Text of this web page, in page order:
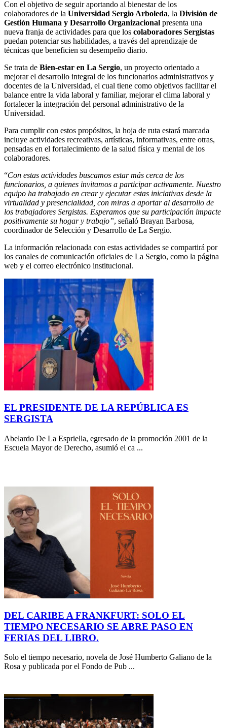
Con el objetivo de seguir aportando al bienestar de los
colaboradores de la Universidad Sergio Arboleda, la División de
Gestión Humana y Desarrollo Organizacional presenta una
nueva franja de actividades para que los colaboradores Sergistas
puedan potenciar sus habilidades, a través del aprendizaje de
técnicas que beneficien su desempeño diario.
Se trata de Bien-estar en La Sergio, un proyecto orientado a
mejorar el desarrollo integral de los funcionarios administrativos y
docentes de la Universidad, el cual tiene como objetivos facilitar el
balance entre la vida laboral y familiar, mejorar el clima laboral y
fortalecer la integración del personal administrativo de la
Universidad.
Para cumplir con estos propósitos, la hoja de ruta estará marcada
incluye actividades recreativas, artísticas, informativas, entre otras,
pensadas en el fortalecimiento de la salud física y mental de los
colaboradores.
“Con estas actividades buscamos estar más cerca de los
funcionarios, a quienes invitamos a participar activamente. Nuestro
equipo ha trabajado en crear y ejecutar estas iniciativas desde la
virtualidad y presencialidad, con miras a aportar al desarrollo de
los trabajadores Sergistas. Esperamos que su participación impacte
positivamente su hogar y trabajo”, señaló Brayan Barbosa,
coordinador de Selección y Desarrollo de La Sergio.
La información relacionada con estas actividades se compartirá por
los canales de comunicación oficiales de La Sergio, como la página
web y el correo electrónico institucional.
EL PRESIDENTE DE LA REPÚBLICA ES
SERGISTA
Abelardo De La Espriella, egresado de la promoción 2001 de la
Escuela Mayor de Derecho, asumió el ca ...
DEL CARIBE A FRANKFURT: SOLO EL
TIEMPO NECESARIO SE ABRE PASO EN
FERIAS DEL LIBRO.
Solo el tiempo necesario, novela de José Humberto Galiano de la
Rosa y publicada por el Fondo de Pub ...